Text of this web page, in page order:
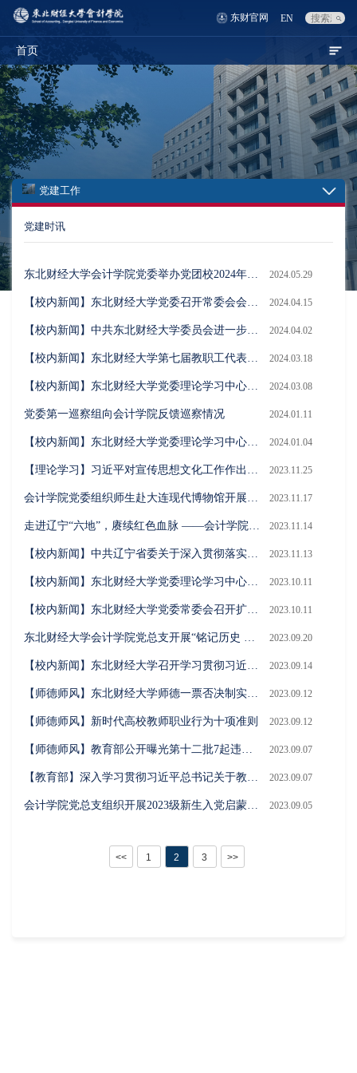
东财官网 EN
首页
党建工作
党建时讯
2024.05.29
东北财经大学会计学院党委举办党团校2024年春季学期班开班式
2024.04.15
【校内新闻】东北财经大学党委召开常委会会议暨党委党的建设工作领导小组（扩大）会议安排部署开展党纪学习教育
2024.04.02
【校内新闻】中共东北财经大学委员会进一步压实师德师风建设主体责任工作会议召开
2024.03.18
【校内新闻】东北财经大学第七届教职工代表大会第二次会议召开
2024.03.08
【校内新闻】东北财经大学党委理论学习中心组举行集体学习会学习贯彻习近平总书记关于巩固拓展主题教育成果的重要讲话精神
2024.01.11
党委第一巡察组向会计学院反馈巡察情况
2024.01.04
【校内新闻】东北财经大学党委理论学习中心组举行扩大集体学习会深入学习贯彻中央和省委经济工作会议精神
2023.11.25
【理论学习】习近平对宣传思想文化工作作出重要指示
2023.11.17
会计学院党委组织师生赴大连现代博物馆开展实践研学活动
2023.11.14
走进辽宁“六地”，赓续红色血脉 ——会计学院党委组织师生党员赴丹东开展参观践学活动
2023.11.13
【校内新闻】中共辽宁省委关于深入贯彻落实习近平总书记在新时代推动东北全面振兴座谈会上重要讲话精神奋力谱写中国式现代化辽宁新篇章的意见
2023.10.11
【校内新闻】东北财经大学党委理论学习中心组举行扩大集体学习会 深入学习贯彻习近平总书记在新时代推动东北全面振兴座谈会上的重要讲话精神
2023.10.11
【校内新闻】东北财经大学党委常委会召开扩大会议传达学习贯彻习近平总书记在新时代推动东北全面振兴座谈会上的重要讲话精神
2023.09.20
东北财经大学会计学院党总支开展“铭记历史 勿忘九一八”主题党日活动
2023.09.14
【校内新闻】东北财经大学召开学习贯彻习近平新时代中国特色社会主义思想主题教育总结会议
2023.09.12
【师德师风】东北财经大学师德一票否决制实施细则（2019年11月修订）
2023.09.12
【师德师风】新时代高校教师职业行为十项准则
2023.09.07
【师德师风】教育部公开曝光第十二批7起违反教师职业行为十项准则典型案例
2023.09.07
【教育部】深入学习贯彻习近平总书记关于教育的重要论述
2023.09.05
会计学院党总支组织开展2023级新生入党启蒙教育活动
<< 1 2 3 >>